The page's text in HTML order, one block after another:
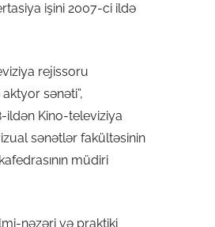
işini 2007-ci ildə
rejissoru
sənəti”,
ildən Kino-televiziya
sənətlər fakültəsinin
müdiri
nəzəri və praktiki